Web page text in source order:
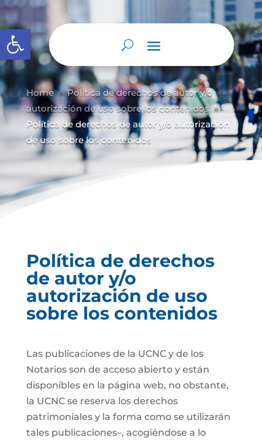
Abrir barra de herramientas
Home 9 Política de derechos de autor y/o
autorización de uso sobre los contenidos 9
Política de derechos de autor y/o autorización
de uso sobre los contenidos
Política de derechos
de autor y/o
autorización de uso
sobre los contenidos
Las publicaciones de la UCNC y de los
Notarios son de acceso abierto y están
disponibles en la página web, no obstante,
la UCNC se reserva los derechos
patrimoniales y la forma como se utilizarán
tales publicaciones–, acogiéndose a lo